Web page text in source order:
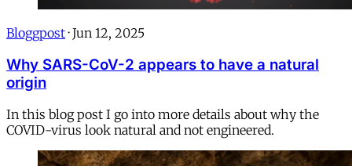
Bloggpost · Jun 12, 2025
Why SARS-CoV-2 appears to have a natural
origin
In this blog post I go into more details about why the
COVID-virus look natural and not engineered.